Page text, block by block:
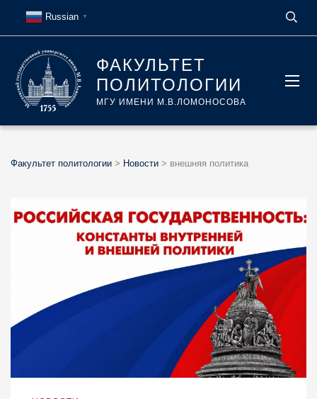
ФАКУЛЬТЕТ
ПОЛИТОЛОГИИ
МГУ ИМЕНИ М.В.ЛОМОНОСОВА
Факультет политологии > Новости > внешняя политика
Russian ▼